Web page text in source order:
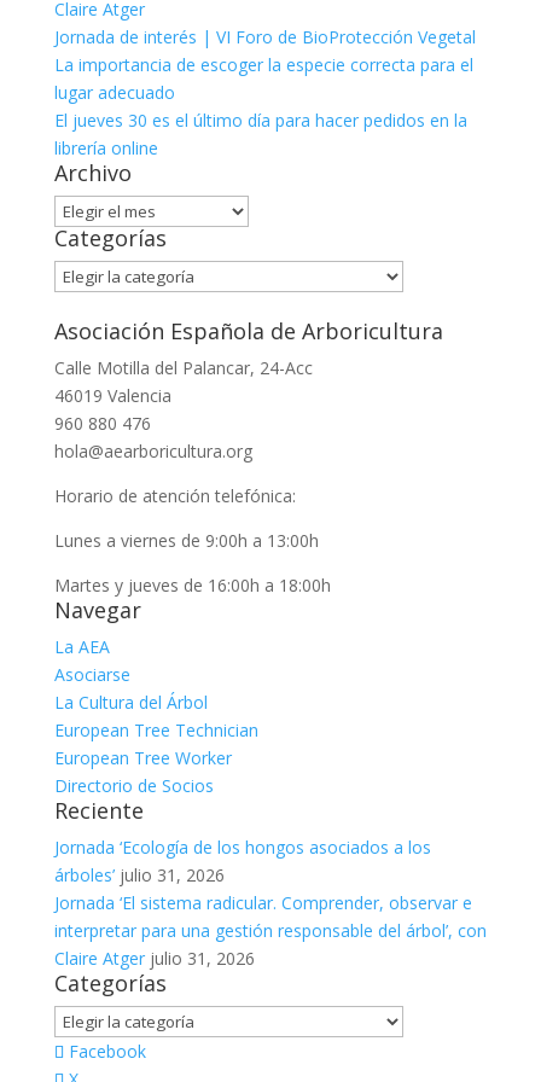
Claire Atger
Jornada de interés | VI Foro de BioProtección Vegetal
La importancia de escoger la especie correcta para el
lugar adecuado
El jueves 30 es el último día para hacer pedidos en la
librería online
Archivo
Archivo
Categorías
Categorías
Asociación Española de Arboricultura
Calle Motilla del Palancar, 24-Acc
46019 Valencia
960 880 476
hola@aearboricultura.org
Horario de atención telefónica:
Lunes a viernes de 9:00h a 13:00h
Martes y jueves de 16:00h a 18:00h
Navegar
La AEA
Asociarse
La Cultura del Árbol
European Tree Technician
European Tree Worker
Directorio de Socios
Reciente
Jornada ‘Ecología de los hongos asociados a los
árboles’ julio 31, 2026
Jornada ‘El sistema radicular. Comprender, observar e
interpretar para una gestión responsable del árbol’, con
Claire Atger julio 31, 2026
Categorías
Categorías
Facebook